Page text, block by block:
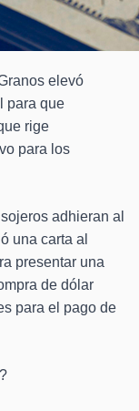
elevó
para que
rige
para los
adhieran al
una carta al
presentar una
de dólar
para el pago de
?